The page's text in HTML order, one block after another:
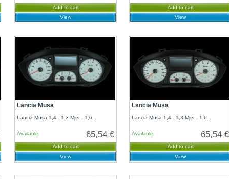
Add to cart
View
Add to cart
View
Lancia Musa
Lancia Musa 1,4 - 1,3 Mjet - 1,6...
65,54 €
Available
Add to cart
View
Lancia Musa
Lancia Musa 1,4 - 1,3 Mjet - 1,6...
65,54 €
Available
Add to cart
View